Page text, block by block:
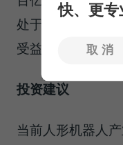
处于人形机器人
受益。
投资建议
当前人形机器人
快、更专
取消